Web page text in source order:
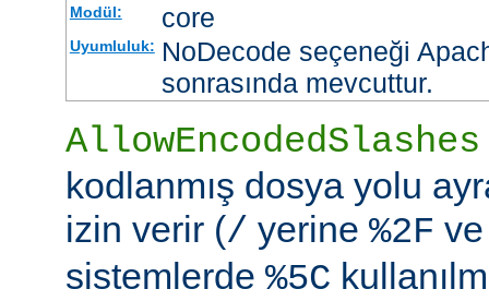
Modül: core
Uyumluluk: NoDecode seçeneği
sonrasında mevcuttur.
AllowEncodedSlashes
kodlanmış dosya yolu
izin verir (/ yerine %2F
sistemlerde %5C